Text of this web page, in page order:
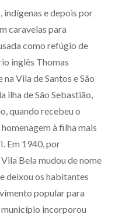
e depois por
caravelas para
como refúgio de
inglês Thomas
Vila de Santos e São
ilha de São Sebastião,
quando recebeu o
à filha mais
Em 1940, por
Bela mudou de nome
deixou os habitantes
popular para
incorporou